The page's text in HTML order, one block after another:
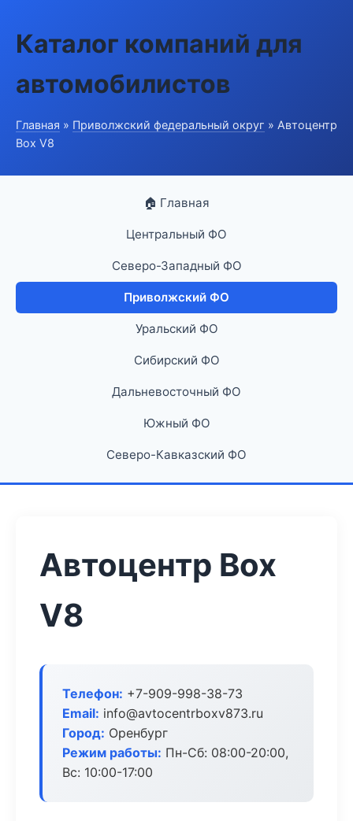
Каталог компаний для
автомобилистов
Главная » Приволжский федеральный округ » Автоцентр
Box V8
🏠 Главная
Центральный ФО
Северо-Западный ФО
Приволжский ФО
Уральский ФО
Сибирский ФО
Дальневосточный ФО
Южный ФО
Северо-Кавказский ФО
Автоцентр Box
V8
Телефон: +7-909-998-38-73
Email: info@avtocentrboxv873.ru
Город: Оренбург
Режим работы: Пн-Сб: 08:00-20:00,
Вс: 10:00-17:00